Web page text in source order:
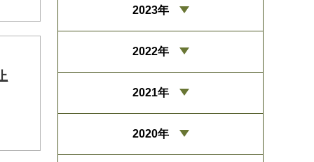
2023年
2022年
2021年
2020年